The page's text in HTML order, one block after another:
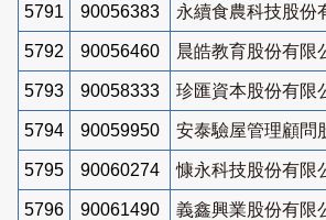
5791 90056383 永續食農科技股份
5792 90056460 晨皓教育股份有限
5793 90058333 珍匯資本股份有限
5794 90059950 安泰驗屋管理顧問
5795 90060274 慷永科技股份有限
5796 90061490 義鑫興業股份有限